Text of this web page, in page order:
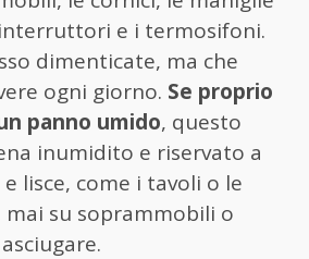
e i termosifoni.
dimenticate, ma che
ogni giorno. Se proprio
panno umido, questo
inumidito e riservato a
lisce, come i tavoli o le
mai su soprammobili o